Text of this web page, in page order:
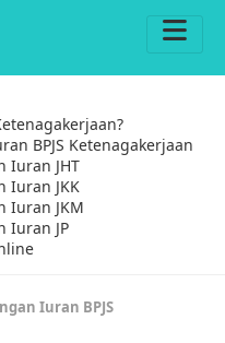
BPJS Ketenagakerjaan
Iuran JHT
Iuran JKK
Iuran JKM
Iuran JP
Iuran BPJS